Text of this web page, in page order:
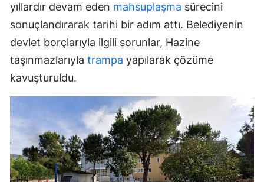
yıllardır devam eden mahsuplaşma sürecini
sonuçlandırarak tarihi bir adım attı. Belediyenin
devlet borçlarıyla ilgili sorunlar, Hazine
taşınmazlarıyla trampa yapılarak çözüme
kavuşturuldu.